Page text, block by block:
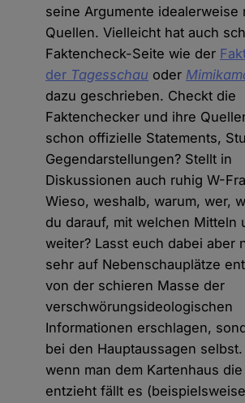
seine Argumente idealerweise
Quellen. Vielleicht hat auch
Faktencheck-Seite wie der
der Tagesschau oder
dazu geschrieben. Checkt die
Faktenchecker und ihre
schon offizielle Statements,
Gegendarstellungen? Stellt in
Diskussionen auch ruhig W-
Wieso, weshalb, warum, wer,
du darauf, mit welchen Mitteln
weiter? Lasst euch dabei aber
sehr auf Nebenschauplätze
von der schieren Masse der
verschwörungsideologischen
Informationen erschlagen,
bei den Hauptaussagen
wenn man dem Kartenhaus die
entzieht fällt es